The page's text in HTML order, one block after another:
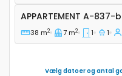
Appartement A-837-b
APPARTEMENT A-837-b
38 m2 7 m2 1 1
Vælg datoer og antal